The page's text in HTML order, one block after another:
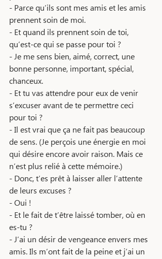
- Parce qu’ils sont mes amis et les amis
prennent soin de moi.
- Et quand ils prennent soin de toi,
qu’est-ce qui se passe pour toi ?
- Je me sens bien, aimé, correct, une
bonne personne, important, spécial,
chanceux.
- Et tu vas attendre pour eux de venir
s’excuser avant de te permettre ceci
pour toi ?
- Il est vrai que ça ne fait pas beaucoup
de sens. (Je perçois une énergie en moi
qui désire encore avoir raison. Mais ce
n’est plus relié à cette mémoire.)
- Donc, t’es prêt à laisser aller l’attente
de leurs excuses ?
- Oui !
- Et le fait de t’être laissé tomber, où en
es-tu ?
- J’ai un désir de vengeance envers mes
amis. Ils m’ont fait de la peine et j’ai un